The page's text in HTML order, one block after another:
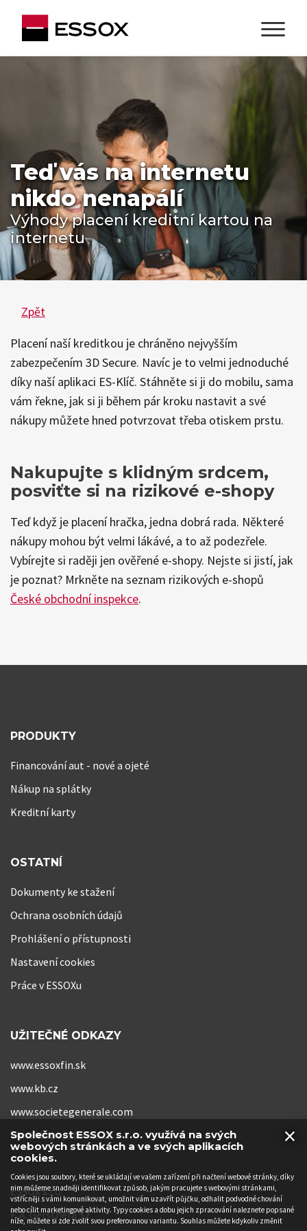
Teď vás na internetu
nikdo nenapálí
Výhody placení kreditní kartou na
internetu
Zpět
Placení naší kreditkou je chráněno nejvyšším
zabezpečením 3D Secure. Navíc je to velmi jednoduché
díky naší aplikaci ES-Klíč. Stáhněte si ji do mobilu, sama
vám řekne, jak si ji během pár kroku nastavit a své
nákupy můžete hned potvrzovat třeba otiskem prstu.
Nakupujte s klidným srdcem,
posviťte si na rizikové e-shopy
Teď když je placení hračka, jedna dobrá rada. Některé
nákupy mohou být velmi lákávé, a to až podezřele.
Vybírejte si raději jen ověřené e-shopy. Nejste si jistí, jak
je poznat? Mrkněte na seznam rizikových e-shopů
České obchodní inspekce.
PRODUKTY
Financování aut - nové a ojeté
Nákup na splátky
Kreditní karty
OSTATNÍ
Dokumenty ke stažení
Ochrana osobních údajů
Prohlášení o přístupnosti
Nastavení cookies
Práce v ESSOXu
UŽITEČNÉ ODKAZY
www.essoxfin.sk
www.kb.cz
www.societegenerale.com
www.kb-pojistovna.cz
ESSOX s.r.o.
F. A. Gerstnera 52
×
Společnost ESSOX s.r.o. využívá na svých
webových stránkách a ve svých aplikacích
cookies.
Cookies jsou soubory, které se ukládají ve vašem zařízení při načtení webové stránky, díky
nim můžeme snadněji identifikovat způsob, jakým pracujete s webovými stránkami,
vstřícněji s vámi komunikovat, umožnit vám uzavřít půjčku, odhalit podvodné chování
nebo cílit marketingové aktivity. Typy cookies a dobu jejich zpracování naleznete popsané
níže, můžete si zde zvolit svou preferovanou variantu. Souhlas můžete kdykoliv změnit